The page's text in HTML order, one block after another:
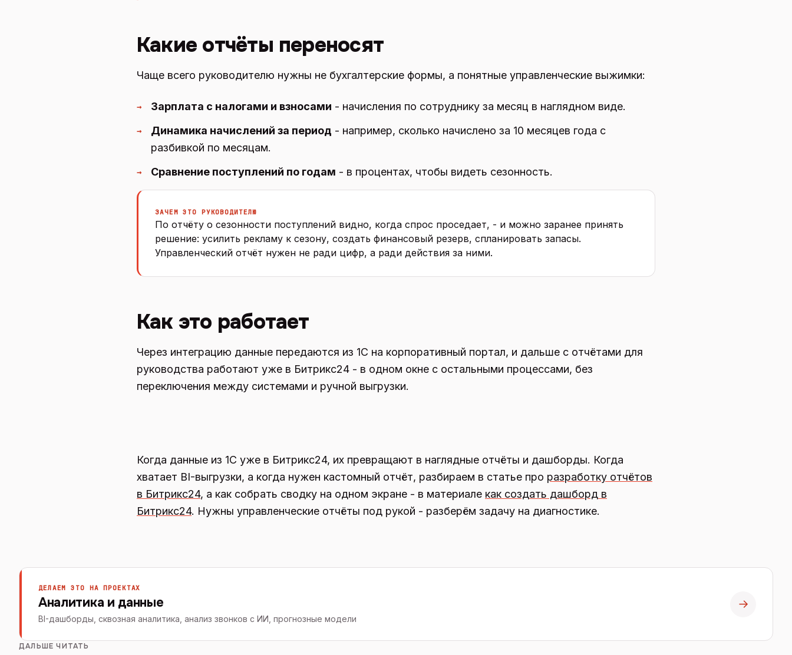
Какие отчёты переносят
Чаще всего руководителю нужны не бухгалтерские формы, а понятные управленческие выжимки:
→ Зарплата с налогами и взносами - начисления по сотруднику за месяц в наглядном виде.
→ Динамика начислений за период - например, сколько начислено за 10 месяцев года с
разбивкой по месяцам.
→ Сравнение поступлений по годам - в процентах, чтобы видеть сезонность.
ЗАЧЕМ ЭТО РУКОВОДИТЕЛЮ
По отчёту о сезонности поступлений видно, когда спрос проседает, - и можно заранее принять
решение: усилить рекламу к сезону, создать финансовый резерв, спланировать запасы.
Управленческий отчёт нужен не ради цифр, а ради действия за ними.
Как это работает
Через интеграцию данные передаются из 1С на корпоративный портал, и дальше с отчётами для
руководства работают уже в Битрикс24 - в одном окне с остальными процессами, без
переключения между системами и ручной выгрузки.
Когда данные из 1С уже в Битрикс24, их превращают в наглядные отчёты и дашборды. Когда
хватает BI-выгрузки, а когда нужен кастомный отчёт, разбираем в статье про разработку отчётов
в Битрикс24, а как собрать сводку на одном экране - в материале как создать дашборд в
Битрикс24. Нужны управленческие отчёты под рукой - разберём задачу на диагностике.
ДЕЛАЕМ ЭТО НА ПРОЕКТАХ
Аналитика и данные
BI-дашборды, сквозная аналитика, анализ звонков с ИИ, прогнозные модели
→
ДАЛЬШЕ ЧИТАТЬ